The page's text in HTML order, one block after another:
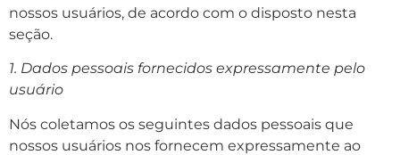
nossos usuários, de acordo com o disposto nesta
seção.
1. Dados pessoais fornecidos expressamente pelo
usuário
Nós coletamos os seguintes dados pessoais que
nossos usuários nos fornecem expressamente ao